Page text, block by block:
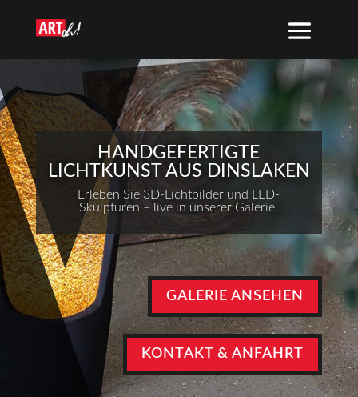
HANDGEFERTIGTE
LICHTKUNST AUS DINSLAKEN
Erleben Sie 3D-Lichtbilder und LED-
Skulpturen – live in unserer Galerie.
GALERIE ANSEHEN
KONTAKT & ANFAHRT